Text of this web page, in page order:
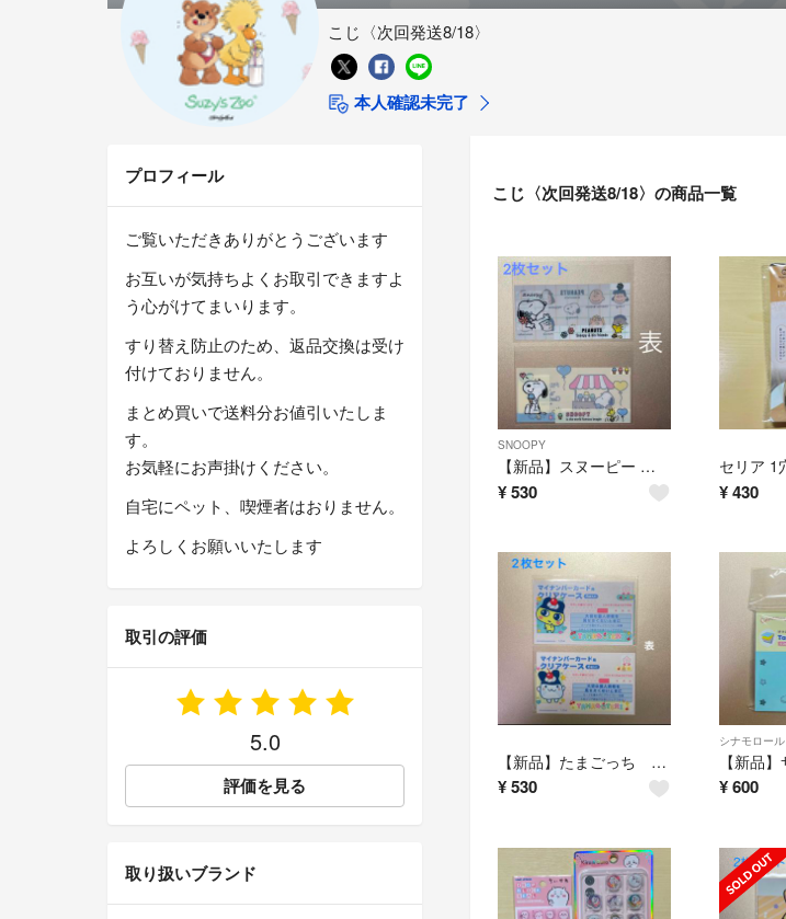
こじ〈次回発送8/18〉
本人確認未完了
こじ〈次回発送8/18〉の商品一覧
SNOOPY
【新品】スヌーピー マイナンバーカードケース 2枚セット
¥530 ¥430
【新品】たまごっち マイナンバーカードケース まめっち みみっち 2枚セット
¥530
シナモロール
¥600
プロフィール
ご覧いただきありがとうございます
お互いが気持ちよくお取引できますよ
う心がけてまいります。
すり替え防止のため、返品交換は受け
付けておりません。
まとめ買いで送料分お値引いたしま
す。
お気軽にお声掛けください。
自宅にペット、喫煙者はおりません。
よろしくお願いいたします
取引の評価
5.0
評価を見る
取り扱いブランド